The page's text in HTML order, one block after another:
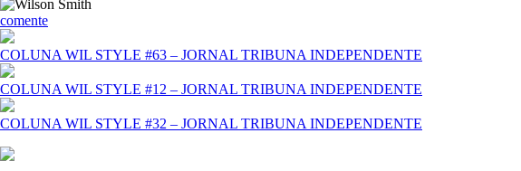
comente
COLUNA WIL STYLE #63 – JORNAL TRIBUNA INDEPENDENTE
COLUNA WIL STYLE #12 – JORNAL TRIBUNA INDEPENDENTE
COLUNA WIL STYLE #32 – JORNAL TRIBUNA INDEPENDENTE